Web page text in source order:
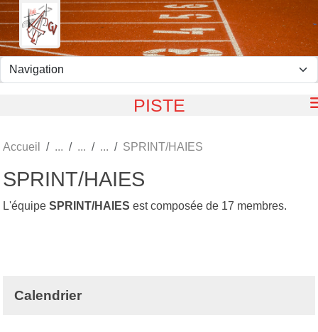
PISTE
Accueil SPRINT/HAIES
SPRINT/HAIES
L'équipe SPRINT/HAIES est composée de 17 membres.
Calendrier
Panneau de gestion des cookies